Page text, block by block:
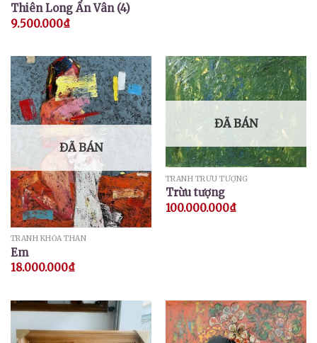
Thiên Long Ẩn Vân (4)
9.500.000₫
ĐÃ BÁN
TRANH KHỎA THÂN
Em
18.000.000₫
ĐÃ BÁN
TRANH TRỪU TƯỢNG
Trừu tượng
100.000.000₫